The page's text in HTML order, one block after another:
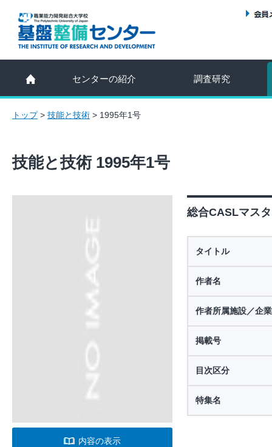
センターの紹介 調査研究
トップ> 技能と技術 > 1995年1号
技能と技術 1995年1号
内容の表示
総合CASLマス
タイトル
作者名
作者所属施設／企業
掲載号
目次区分
特集名